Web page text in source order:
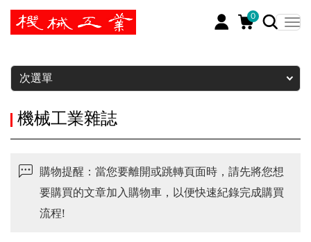
0
暫停
次選單
機械工業雜誌
購物提醒：當您要離開或跳轉頁面時，請先將您想
要購買的文章加入購物車，以便快速紀錄完成購買
流程!